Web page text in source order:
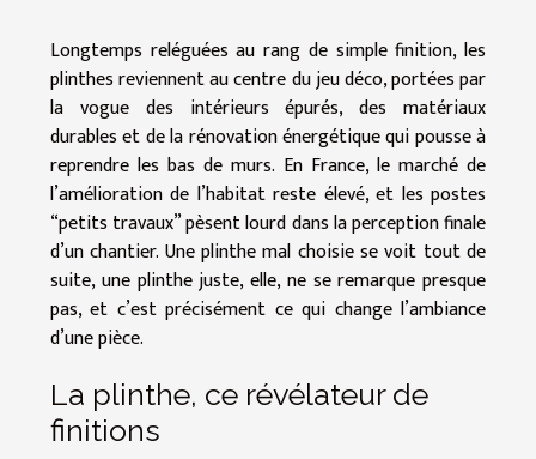
Longtemps reléguées au rang de simple finition, les
plinthes reviennent au centre du jeu déco, portées par
la vogue des intérieurs épurés, des matériaux
durables et de la rénovation énergétique qui pousse à
reprendre les bas de murs. En France, le marché de
l’amélioration de l’habitat reste élevé, et les postes
“petits travaux” pèsent lourd dans la perception finale
d’un chantier. Une plinthe mal choisie se voit tout de
suite, une plinthe juste, elle, ne se remarque presque
pas, et c’est précisément ce qui change l’ambiance
d’une pièce.
La plinthe, ce révélateur de
finitions